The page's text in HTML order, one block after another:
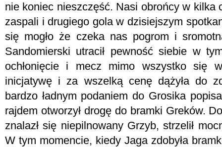
nie koniec nieszczęść. Nasi obrońcy w kilka
zaspali i drugiego gola w dzisiejszym
się mogło że czeka nas pogrom i
Sandomierski utracił pewność siebie w
ochłonięcie i mecz mimo wszystko się
inicjatywę i za wszelką cenę dążyła do
bardzo ładnym podaniem do Grosika
rajdem otworzył drogę do bramki Greków.
znalazł się niepilnowany Grzyb, strzelił
W tym momencie, kiedy Jaga zdobyła